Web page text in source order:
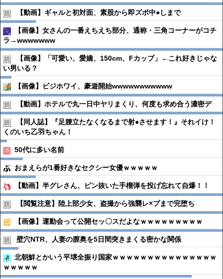
【動画】ギャルと初対面、素股から即ズボ中●︎しまで
【画像】女さんの一番えちえち部分、通称・三角コーナーがコチ
ラ→wwwwwww
【画像】「可愛い、愛嬌、150cm、Fカップ」←これ好きじゃな
い男いる？
【画像】ビジホワイ、豪遊開始wwwwwwwwwww
【動画】ホテルで丸一日中ヤリまくり、何度も求め合う濃密デ
【同人誌】『足腰立たなくなるまで射●︎させます！』それイけ！
くのいち乙羽ちゃん！
50代に多い名前
おまえらが1番好きなセクシー女優ｗｗｗｗｗ
【動画】半グレさん、ピン抜いた手榴弾を投げ忘れて自爆！！
【閲覧注意】陸上部少女、盗撮から強襲レ×プまで完堕ち
【画像】運動会って公開セッ〇スだよなｗｗｗｗｗｗｗｗｗ
壁穴NTR、人妻の膣奥を5日間突きまくる密かな関係
北朝鮮とかいう平壌全振り国家ｗｗｗｗｗｗｗｗｗｗｗｗｗｗｗ
ｗｗｗｗｗ